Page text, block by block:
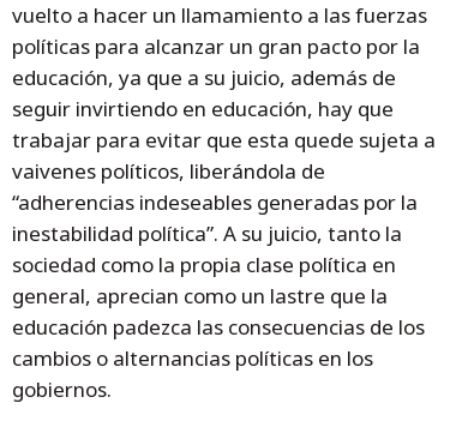
vuelto a hacer un llamamiento a las fuerzas
políticas para alcanzar un gran pacto por la
educación, ya que a su juicio, además de
seguir invirtiendo en educación, hay que
trabajar para evitar que esta quede sujeta a
vaivenes políticos, liberándola de
“adherencias indeseables generadas por la
inestabilidad política”. A su juicio, tanto la
sociedad como la propia clase política en
general, aprecian como un lastre que la
educación padezca las consecuencias de los
cambios o alternancias políticas en los
gobiernos.